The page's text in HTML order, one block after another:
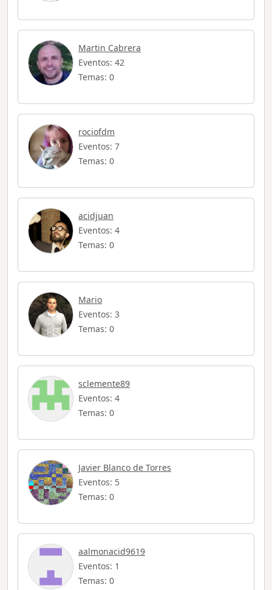
Martin Cabrera
Eventos: 42
Temas: 0
rociofdm
Eventos: 7
Temas: 0
acidjuan
Eventos: 4
Temas: 0
Mario
Eventos: 3
Temas: 0
sclemente89
Eventos: 4
Temas: 0
Javier Blanco de Torres
Eventos: 5
Temas: 0
aalmonacid9619
Eventos: 1
Temas: 0